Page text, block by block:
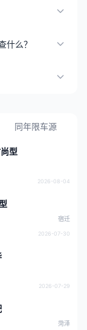
什么？
同年限车源
型
2026-08-04
宿迁
2026-07-30
2026-07-29
菏泽